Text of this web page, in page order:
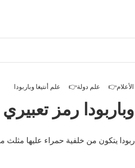
الأعلام علم دولة علم أنتيغا وباربودا
وباربودا رمز